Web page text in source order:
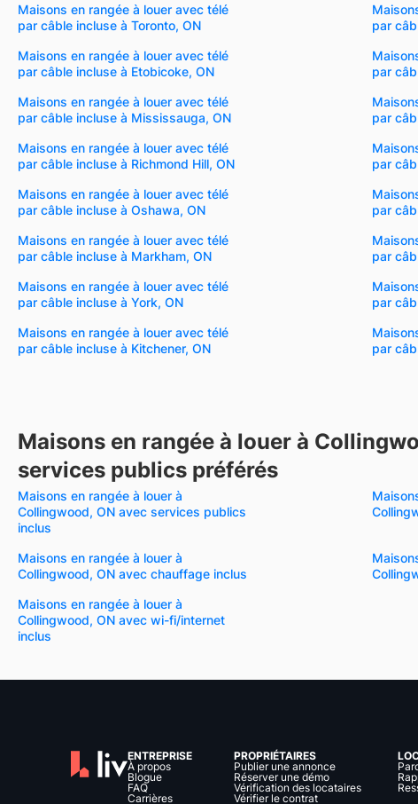
Maisons en rangée à louer avec télé
par câble incluse à Toronto, ON
par
Maisons en rangée à louer avec télé
par câble incluse à Etobicoke, ON
par
Maisons en rangée à louer avec télé
par câble incluse à Mississauga, ON
par
Maisons en rangée à louer avec télé
par câble incluse à Richmond Hill, ON
par
Maisons en rangée à louer avec télé
par câble incluse à Oshawa, ON
par
Maisons en rangée à louer avec télé
par câble incluse à Markham, ON
par
Maisons en rangée à louer avec télé
par câble incluse à York, ON
par
Maisons en rangée à louer avec télé
par câble incluse à Kitchener, ON
par
Maisons en rangée à louer à
services publics préférés
Maisons en rangée à louer à
Collingwood, ON avec services publics
inclus
Maisons en rangée à louer à
Collingwood, ON avec chauffage inclus
Maisons en rangée à louer à
Collingwood, ON avec wi-fi/internet
inclus
ENTREPRISE
À propos
Blogue
FAQ
Carrières
PROPRIÉTAIRES
Publier une annonce
Réserver une démo
Vérification des locataires
Vérifier le contrat